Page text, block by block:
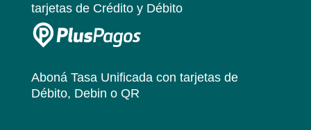
tarjetas de Crédito y Débito
Aboná Tasa Unificadacon tarjetas de
Débito, Debin o QR